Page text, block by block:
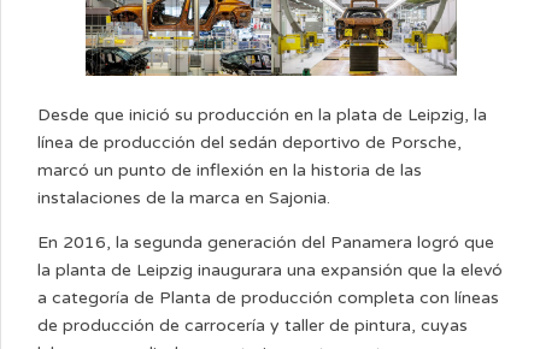
Desde que inició su producción en la plata de Leipzig, la
línea de producción del sedán deportivo de Porsche,
marcó un punto de inflexión en la historia de las
instalaciones de la marca en Sajonia.
En 2016, la segunda generación del Panamera logró que
la planta de Leipzig inaugurara una expansión que la elevó
a categoría de Planta de producción completa con líneas
de producción de carrocería y taller de pintura, cuyas